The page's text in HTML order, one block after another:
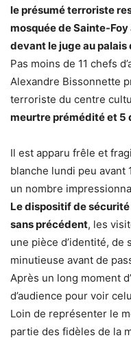
le présumé terroriste
mosquée de Sainte-
devant le juge au
Pas moins de 11 chefs
Alexandre Bissonnette
terroriste du centre
meurtre prémédité et 5
Il est apparu frêle et
blanche lundi peu avant
un nombre
Le dispositif de
sans précédent, les
une pièce d’identité, de
minutieuse avant de
Après un long moment
d’audience pour voir
Loin de représenter le
partie des fidèles de la